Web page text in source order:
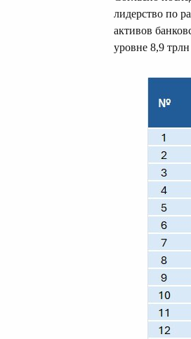
лидерство по
активов
уровне 8,9